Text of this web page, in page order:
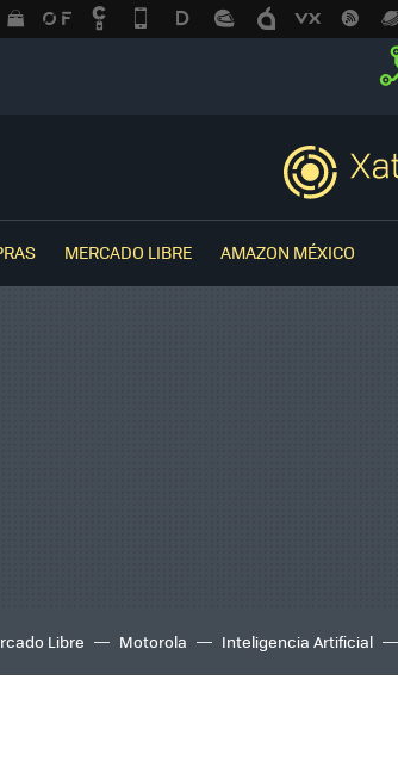
MERCADO LIBRE AMAZON MÉXICO
Libre Motorola Inteligencia Artificial